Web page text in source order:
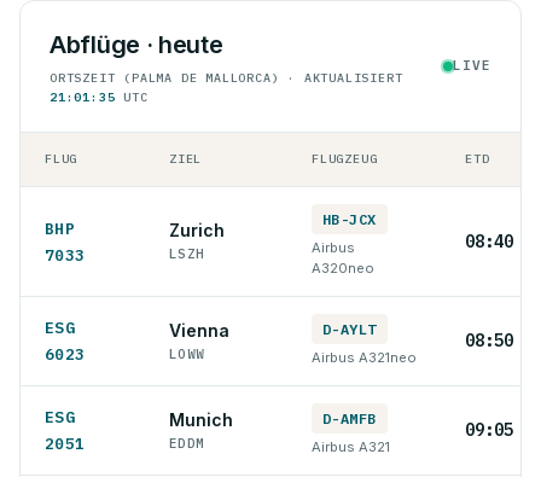
Abflüge · heute
ORTSZEIT (PALMA DE MALLORCA) · AKTUALISIERT
21:01:35 UTC
LIVE
FLUG ZIEL FLUGZEUG ETD
BHP
7033
Zurich
LSZH
HB-JCX
Airbus
A320neo
08:40 LT
ESG
6023
Vienna
LOWW
D-AYLT
Airbus A321neo
08:50 LT
ESG
2051
Munich
EDDM
D-AMFB
Airbus A321
09:05 LT